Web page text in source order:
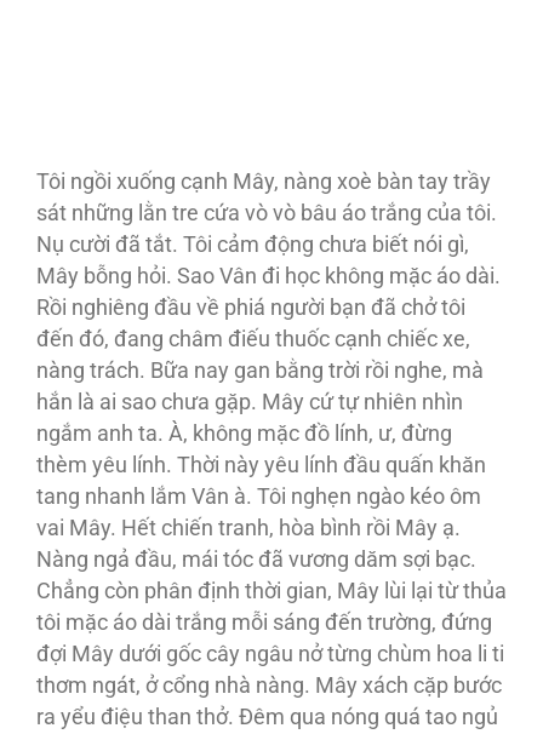
Tôi ngồi xuống cạnh Mây, nàng xoè bàn tay trầy
sát những lằn tre cứa vò vò bâu áo trắng của tôi.
Nụ cười đã tắt. Tôi cảm động chưa biết nói gì,
Mây bỗng hỏi. Sao Vân đi học không mặc áo dài.
Rồi nghiêng đầu về phiá người bạn đã chở tôi
đến đó, đang châm điếu thuốc cạnh chiếc xe,
nàng trách. Bữa nay gan bằng trời rồi nghe, mà
hắn là ai sao chưa gặp. Mây cứ tự nhiên nhìn
ngắm anh ta. À, không mặc đồ lính, ư, đừng
thèm yêu lính. Thời này yêu lính đầu quấn khăn
tang nhanh lắm Vân à. Tôi nghẹn ngào kéo ôm
vai Mây. Hết chiến tranh, hòa bình rồi Mây ạ.
Nàng ngả đầu, mái tóc đã vương dăm sợi bạc.
Chẳng còn phân định thời gian, Mây lùi lại từ thủa
tôi mặc áo dài trắng mỗi sáng đến trường, đứng
đợi Mây dưới gốc cây ngâu nở từng chùm hoa li ti
thơm ngát, ở cổng nhà nàng. Mây xách cặp bước
ra yểu điệu than thở. Đêm qua nóng quá tao ngủ